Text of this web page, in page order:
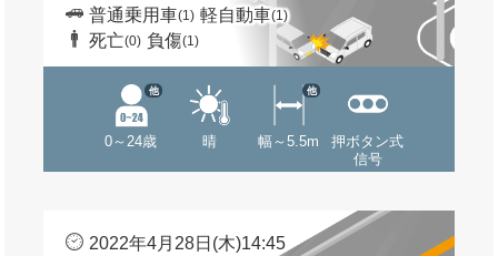
普通乗用車(1) 軽自動車(1)
死亡(0) 負傷(1)
0～24歳
他
晴 幅～5.5m
他
押ボタン式
信号
2022年4月28日(木)14:45